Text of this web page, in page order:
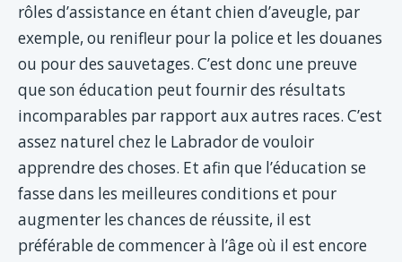
rôles d’assistance en étant chien d’aveugle, par
exemple, ou renifleur pour la police et les douanes
ou pour des sauvetages. C’est donc une preuve
que son éducation peut fournir des résultats
incomparables par rapport aux autres races. C’est
assez naturel chez le Labrador de vouloir
apprendre des choses. Et afin que l’éducation se
fasse dans les meilleures conditions et pour
augmenter les chances de réussite, il est
préférable de commencer à l’âge où il est encore